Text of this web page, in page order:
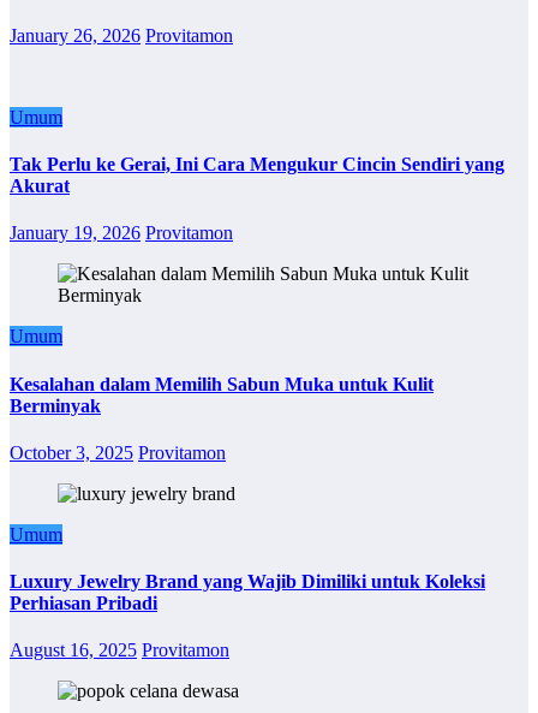
January 26, 2026 Provitamon
Umum
Tak Perlu ke Gerai, Ini Cara Mengukur Cincin Sendiri yang
Akurat
January 19, 2026 Provitamon
Umum
Kesalahan dalam Memilih Sabun Muka untuk Kulit
Berminyak
October 3, 2025 Provitamon
Umum
Luxury Jewelry Brand yang Wajib Dimiliki untuk Koleksi
Perhiasan Pribadi
August 16, 2025 Provitamon